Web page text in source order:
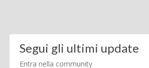
Segui gli ultimi update
Entra nella community